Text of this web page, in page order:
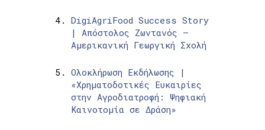
DigiAgriFood Success Story
| Απόστολος Ζωντανός –
Αμερικανική Γεωργική Σχολή
Ολοκλήρωση Εκδήλωσης |
«Χρηματοδοτικές Ευκαιρίες
στην Αγροδιατροφή: Ψηφιακή
Καινοτομία σε Δράση»